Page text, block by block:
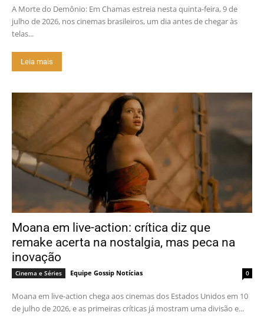
A Morte do Demônio: Em Chamas estreia nesta quinta-feira, 9 de
julho de 2026, nos cinemas brasileiros, um dia antes de chegar às
telas...
Leia mais
Moana em live-action: crítica diz que
remake acerta na nostalgia, mas peca na
inovação
Cinema e Séries Equipe Gossip Notícias 0
Moana em live-action chega aos cinemas dos Estados Unidos em 10
de julho de 2026, e as primeiras críticas já mostram uma divisão e...